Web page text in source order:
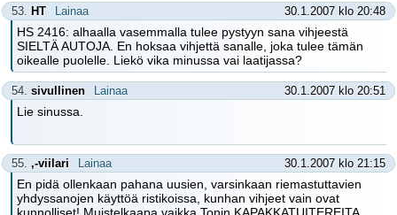
53. HT Lainaa 30.1.2007 klo 20:48
HS 2416: alhaalla vasemmalla tulee pystyyn sana vihjeestä
SIELTÄ AUTOJA. En hoksaa vihjettä sanalle, joka tulee tämän
oikealle puolelle. Liekö vika minussa vai laatijassa?
54. sivullinen Lainaa 30.1.2007 klo 20:51
Lie sinussa.
55. ,-viilari Lainaa 30.1.2007 klo 21:15
En pidä ollenkaan pahana uusien, varsinkaan riemastuttavien
yhdyssanojen käyttöä ristikoissa, kunhan vihjeet vain ovat